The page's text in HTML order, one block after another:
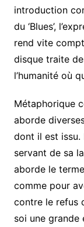
introduction
du ‘Blues’,
rend vite
disque traite
l’humanité où
Métaphorique
aborde
dont il est issu.
servant de sa
aborde le terme
comme pour
contre le refus
soi une grande